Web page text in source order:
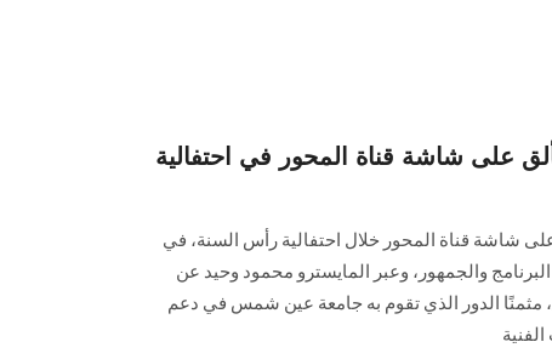
على شاشة قناة المحور في احتفالية
شاشة قناة المحور خلال احتفالية رأس السنة، في
والجمهور، وعبر المايسترو محمود وحيد عن
مثمنًا الدور الذي تقوم به جامعة عين شمس في دعم